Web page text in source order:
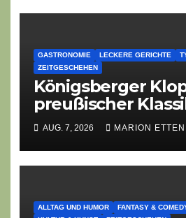
GASTRONOMIE LECKERE GERICHTE
ZEITGESCHEHEN
Königsberger
preußischer
Zeiten überdauert
AUG. 7, 2026 MARION ETTEN
ALLTAG UND HUMOR FANTASY &